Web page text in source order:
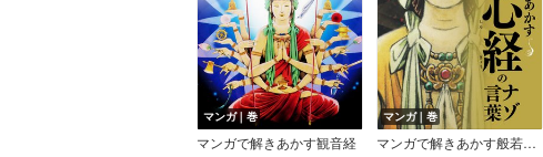
マンガ｜巻
マンガで解きあかす観音経
マンガ｜巻
マンガで解きあかす般若心経のナゾ言葉